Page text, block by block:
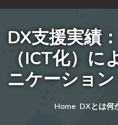
DX支援実績
（ICT化）に
ニケーション
Home DXとは何